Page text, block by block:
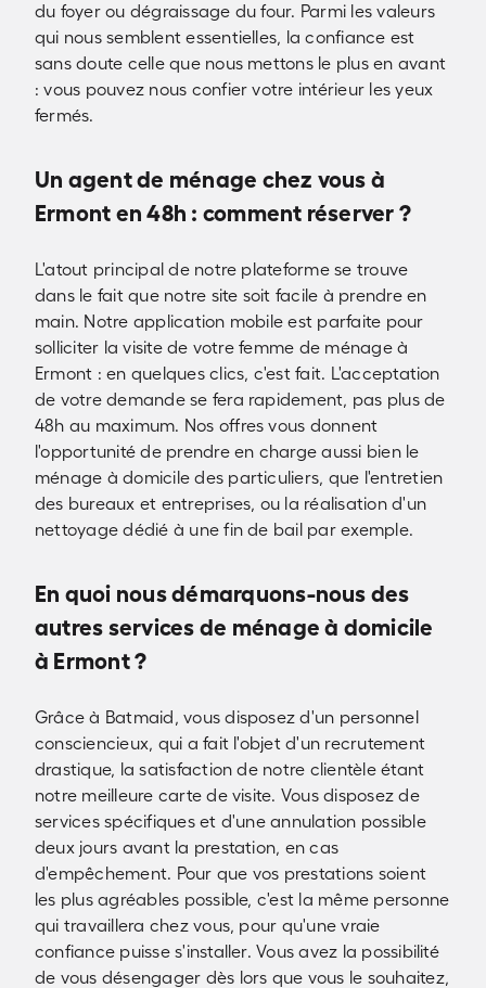
du foyer ou dégraissage du four. Parmi les valeurs
qui nous semblent essentielles, la confiance est
sans doute celle que nous mettons le plus en avant
: vous pouvez nous confier votre intérieur les yeux
fermés.
Un agent de ménage chez vous à
Ermont en 48h : comment réserver ?
L'atout principal de notre plateforme se trouve
dans le fait que notre site soit facile à prendre en
main. Notre application mobile est parfaite pour
solliciter la visite de votre femme de ménage à
Ermont : en quelques clics, c'est fait. L'acceptation
de votre demande se fera rapidement, pas plus de
48h au maximum. Nos offres vous donnent
l'opportunité de prendre en charge aussi bien le
ménage à domicile des particuliers, que l'entretien
des bureaux et entreprises, ou la réalisation d'un
nettoyage dédié à une fin de bail par exemple.
En quoi nous démarquons-nous des
autres services de ménage à domicile
à Ermont ?
Grâce à Batmaid, vous disposez d'un personnel
consciencieux, qui a fait l'objet d'un recrutement
drastique, la satisfaction de notre clientèle étant
notre meilleure carte de visite. Vous disposez de
services spécifiques et d'une annulation possible
deux jours avant la prestation, en cas
d'empêchement. Pour que vos prestations soient
les plus agréables possible, c'est la même personne
qui travaillera chez vous, pour qu'une vraie
confiance puisse s'installer. Vous avez la possibilité
de vous désengager dès lors que vous le souhaitez,